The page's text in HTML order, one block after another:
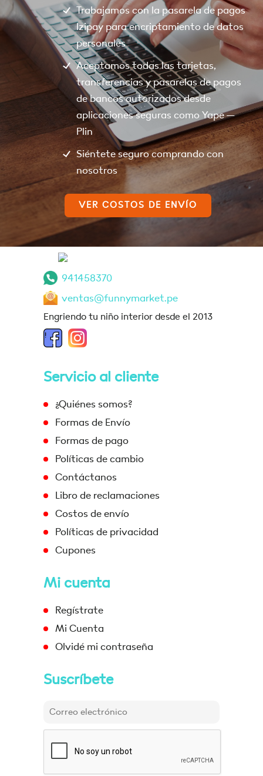
Trabajamos con la pasarela de pagos
Izipay para encriptamiento de datos
personales
Aceptamos todas las tarjetas,
transferencias y pasarelas de pagos
de bancos autorizados desde
aplicaciones seguras como Yape –
Plin
Siéntete seguro comprando con
nosotros
VER COSTOS DE ENVÍO
941458370
ventas@funnymarket.pe
Engriendo tu niño interior desde el 2013
Servicio al cliente
¿Quiénes somos?
Formas de Envío
Formas de pago
Políticas de cambio
Contáctanos
Libro de reclamaciones
Costos de envío
Políticas de privacidad
Cupones
Mi cuenta
Regístrate
Mi Cuenta
Olvidé mi contraseña
Suscríbete